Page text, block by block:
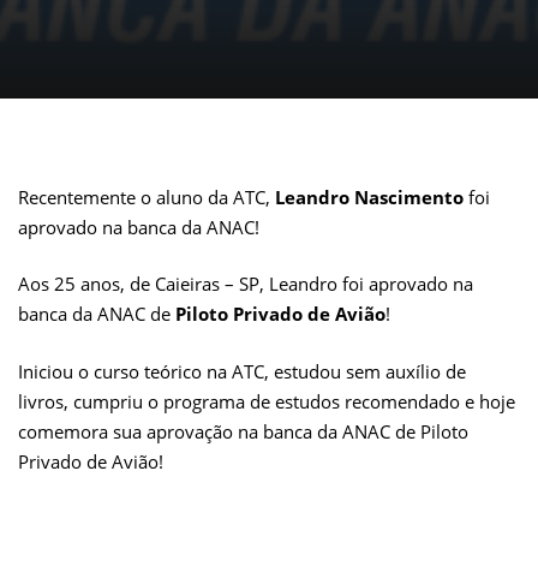
Recentemente o aluno da ATC, Leandro Nascimento foi
aprovado na banca da ANAC!
Aos 25 anos, de Caieiras – SP, Leandro foi aprovado na
banca da ANAC de Piloto Privado de Avião!
Iniciou o curso teórico na ATC, estudou sem auxílio de
livros, cumpriu o programa de estudos recomendado e hoje
comemora sua aprovação na banca da ANAC de Piloto
Privado de Avião!